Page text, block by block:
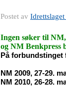
Postet av
Ingen søker til
og NM Benkpress
På
NM 2009, 27-29.
NM 2010, 26-28.